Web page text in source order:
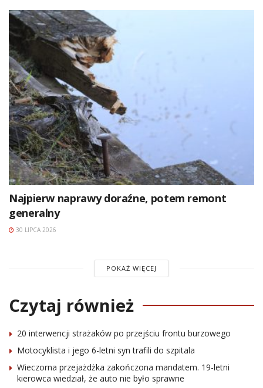
Najpierw naprawy doraźne, potem remont
generalny
30 LIPCA 2026
POKAŻ WIĘCEJ
Czytaj również
20 interwencji strażaków po przejściu frontu burzowego
Motocyklista i jego 6-letni syn trafili do szpitala
Wieczorna przejażdżka zakończona mandatem. 19-letni
kierowca wiedział, że auto nie było sprawne